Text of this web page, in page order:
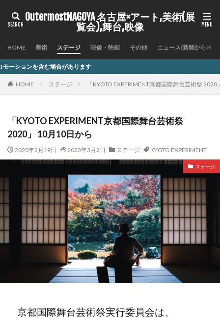
OutermostNAGOYA 名古屋×アート,美術(展
覧会),舞台,映像
HOME 美術 ステージ 映像・映画 その他 ニュース(新聞から)
ります
HOME ステージ 「KYOTO EXPERIMENT京都国際舞台芸術祭
「KYOTO EXPERIMENT京都国際舞台芸術祭
2020」 10月10日から
2020年2月19日 2023年3月2日 ステージ KYOTO EXPERIMENT
ステージ
京都国際舞台芸術祭実行委員会は、